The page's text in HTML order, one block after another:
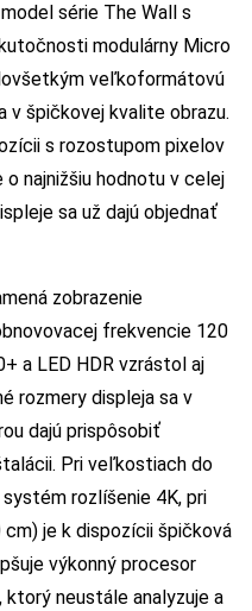
série The Wall s
modulárny Micro
veľkoformátovú
v špičkovej kvalite obrazu.
s rozostupom pixelov
o najnižšiu hodnotu v celej
sa už dajú objednať
zobrazenie
frekvencie 120
a LED HDR vzrástol aj
rozmery displeja sa v
dajú prispôsobiť
Pri veľkostiach do
rozlíšenie 4K, pri
je k dispozícii špičková
výkonný procesor
ktorý neustále analyzuje a